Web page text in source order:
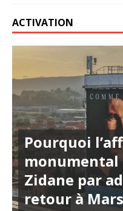
ACTIVATION
Pourquoi
monumental
Zidane par
retour à